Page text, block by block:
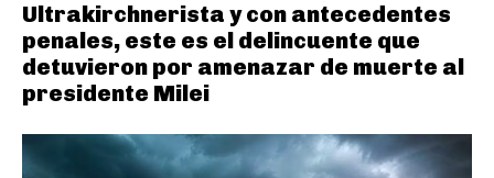
Ultrakirchnerista y con antecedentes
penales, este es el delincuente que
detuvieron por amenazar de muerte al
presidente Milei